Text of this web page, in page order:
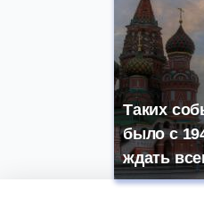
Таких
было с
ждать